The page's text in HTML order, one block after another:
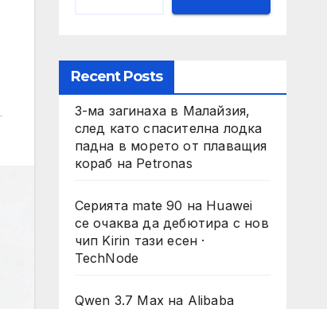
Recent Posts
3-ма загинаха в Малайзия,
след като спасителна лодка
падна в морето от плаващия
кораб на Petronas
Серията mate 90 на Huawei
се очаква да дебютира с нов
чип Kirin тази есен ·
TechNode
Qwen 3.7 Max на Alibaba